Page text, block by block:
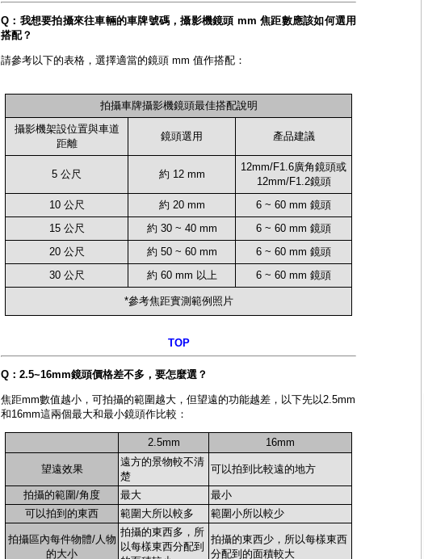
Q：我想要拍攝來往車輛的車牌號碼，攝影機鏡頭 mm 焦距數應該如何選用
搭配？
請參考以下的表格，選擇適當的鏡頭 mm 值作搭配 ：
拍攝車牌攝影機鏡頭最佳搭配說明
攝影機架設位置與車道
距離
鏡頭選用 產品建議
5 公尺 約 12 mm
12mm/F1.6廣角鏡頭或
12mm/F1.2鏡頭
10 公尺
約 20 mm
6 ~ 60 mm 鏡頭
15 公尺
約 30 ~ 40 mm
6 ~ 60 mm 鏡頭
20 公尺
約 50 ~ 60 mm
6 ~ 60 mm 鏡頭
30 公尺
約 60 mm 以上 6 ~ 60 mm 鏡頭
*參考焦距實測範例照片
TOP
Q：2.5~16mm鏡頭價格差不多，要怎麼選？
焦距mm數值越小，可拍攝的範圍越大，但望遠的功能越差，以下先以2.5mm
和16mm這兩個最大和最小鏡頭作比較：
2.5mm 16mm
望遠效果
遠方的景物較不清
楚
可以拍到比較遠的地方
拍攝的範圍/角度 最大
最小
可以拍到的東西
範圍大所以較多 範圍小所以較少
拍攝區內每件物體/人物
的大小
拍攝的東西多，所
以每樣東西分配到
拍攝的東西少，所以每樣東西
分配到的面積較大